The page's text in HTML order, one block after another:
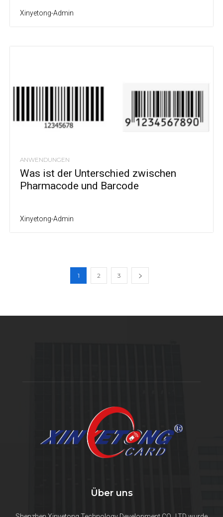
Xinyetong-Admin
ANWENDUNGEN
Was ist der Unterschied zwischen
Pharmacode und Barcode
Xinyetong-Admin
1 2 3
Über uns